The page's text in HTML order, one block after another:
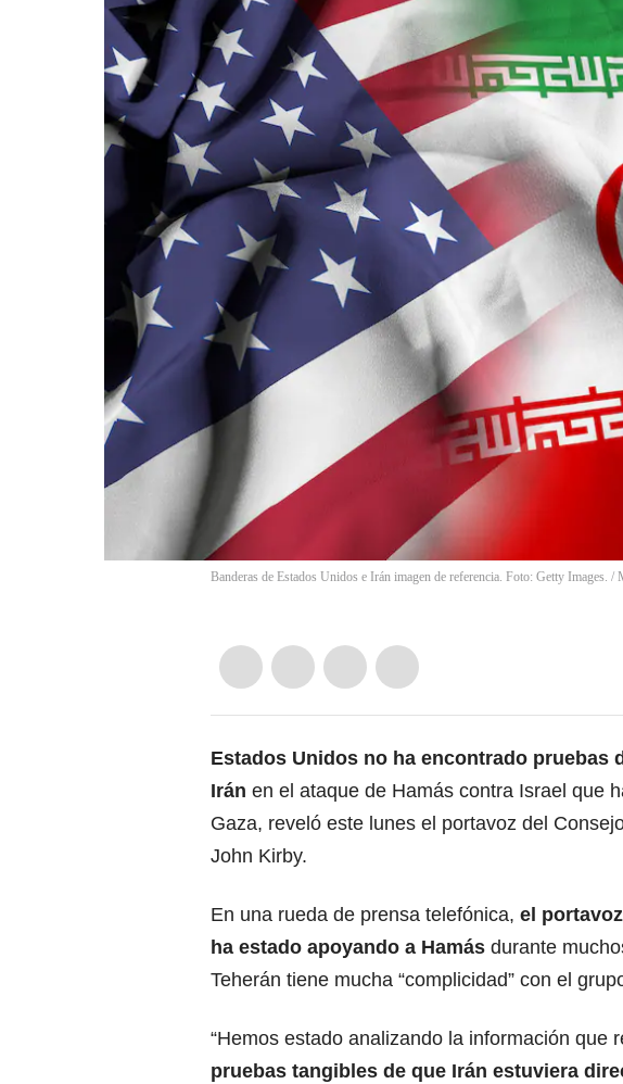
Banderas de Estados Unidos e Irán imagen de referencia. Foto: Getty Images. /
Estados Unidos no ha encontrado pruebas
Irán en el ataque de Hamás contra Israel que
Gaza, reveló este lunes el portavoz del
John Kirby.
En una rueda de prensa telefónica, el
ha estado apoyando a Hamás durante
Teherán tiene mucha “complicidad” con el
“Hemos estado analizando la información que
pruebas tangibles de que Irán estuviera